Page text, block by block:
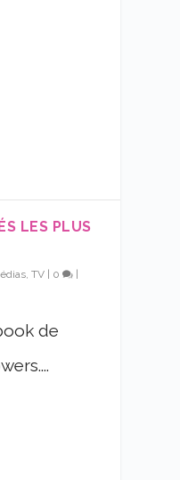
LES PLUS
TV 0
de